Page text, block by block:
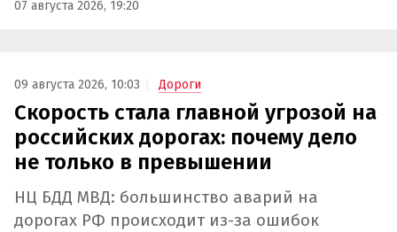
07 августа 2026, 19:20
09 августа 2026, 10:03 Дороги
Скорость стала главной угрозой на
российских дорогах: почему дело
не только в превышении
НЦ БДД МВД: большинство аварий на
дорогах РФ происходит из-за ошибок